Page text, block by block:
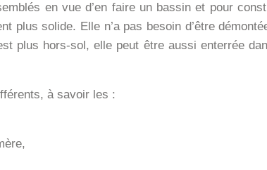
en vue d’en faire un bassin et pour
solide. Elle n’a pas besoin d’être
plus hors-sol, elle peut être aussi enterrée
à savoir les :